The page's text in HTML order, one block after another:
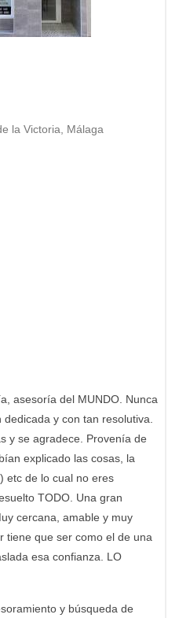
la Victoria, Málaga
asesoría del MUNDO. Nunca
y con tan resolutiva.
y se agradece. Provenía de
explicado las cosas, la
etc de lo cual no eres
TODO. Una gran
cercana, amable y muy
tiene que ser como el de una
esa confianza. LO
y búsqueda de